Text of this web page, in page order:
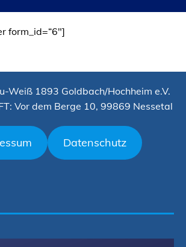
form_id=“6″]
Weiß 1893 Goldbach/Hochheim e.V.
Vor dem Berge 10, 99869 Nessetal
Datenschutz